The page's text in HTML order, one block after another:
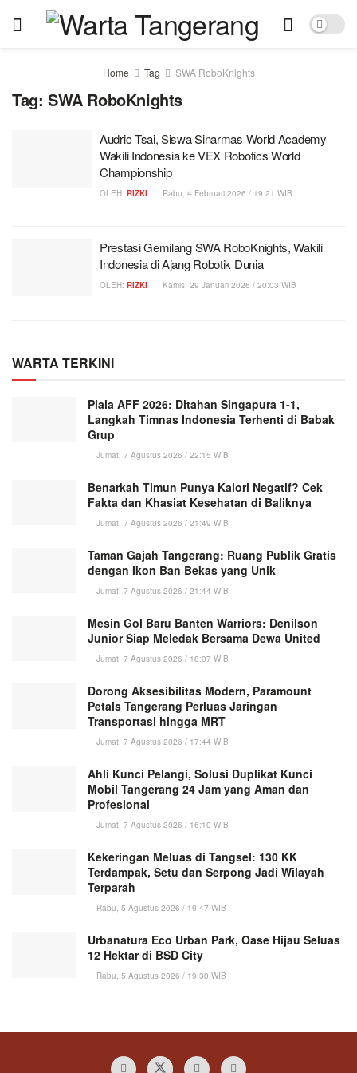
Home Tag SWA RoboKnights
Tag: SWA RoboKnights
Audric Tsai, Siswa Sinarmas World Academy
Wakili Indonesia ke VEX Robotics World
Championship
OLEH: RIZKI Rabu, 4 Februari 2026 / 19:21 WIB
Prestasi Gemilang SWA RoboKnights, Wakili
Indonesia di Ajang Robotik Dunia
OLEH: RIZKI Kamis, 29 Januari 2026 / 20:03 WIB
WARTA TERKINI
Piala AFF 2026: Ditahan Singapura 1-1,
Langkah Timnas Indonesia Terhenti di Babak
Grup
Jumat, 7 Agustus 2026 / 22:15 WIB
Benarkah Timun Punya Kalori Negatif? Cek
Fakta dan Khasiat Kesehatan di Baliknya
Jumat, 7 Agustus 2026 / 21:49 WIB
Taman Gajah Tangerang: Ruang Publik Gratis
dengan Ikon Ban Bekas yang Unik
Jumat, 7 Agustus 2026 / 21:44 WIB
Mesin Gol Baru Banten Warriors: Denilson
Junior Siap Meledak Bersama Dewa United
Jumat, 7 Agustus 2026 / 18:07 WIB
Dorong Aksesibilitas Modern, Paramount
Petals Tangerang Perluas Jaringan
Transportasi hingga MRT
Jumat, 7 Agustus 2026 / 17:44 WIB
Ahli Kunci Pelangi, Solusi Duplikat Kunci
Mobil Tangerang 24 Jam yang Aman dan
Profesional
Jumat, 7 Agustus 2026 / 16:10 WIB
Kekeringan Meluas di Tangsel: 130 KK
Terdampak, Setu dan Serpong Jadi Wilayah
Terparah
Rabu, 5 Agustus 2026 / 19:47 WIB
Urbanatura Eco Urban Park, Oase Hijau Seluas
12 Hektar di BSD City
Rabu, 5 Agustus 2026 / 19:30 WIB